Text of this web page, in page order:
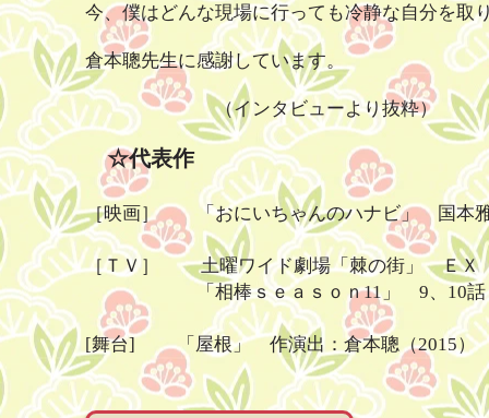
今、僕はどんな現場に行っても冷静な自分を取
倉本聰先生に感謝しています。
（インタビューより抜粋）
☆代表作
［映画］ 「おにいちゃんのハナビ」 国本雅
［ＴＶ］ 土曜ワイド劇場「棘の街」 ＥＸ
「相棒ｓｅａｓｏｎ11」 9、10話
[舞台] 「屋根」 作演出：倉本聰（2015）